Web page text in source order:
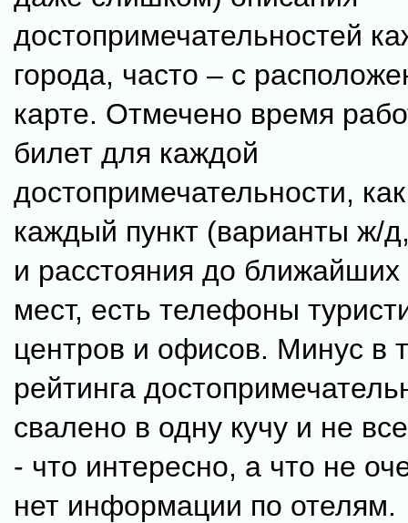
достопримечательностей
города, часто – с
карте. Отмечено время
билет для каждой
достопримечательности,
каждый пункт (варианты ж/
и расстояния до
мест, есть телефоны
центров и офисов. Минус в
рейтинга
свалено в одну кучу и не
- что интересно, а что не
нет информации по отелям.